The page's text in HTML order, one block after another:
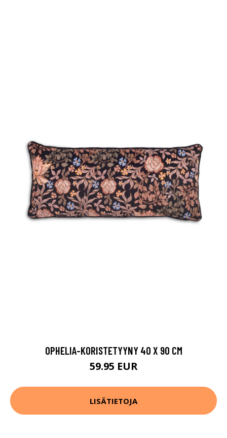
OPHELIA-KORISTETYYNY 40 X 90 CM
59.95 EUR
LISÄTIETOJA